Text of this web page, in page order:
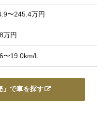
〜245.4万円
万円
〜19.0km/L
」で車を探す